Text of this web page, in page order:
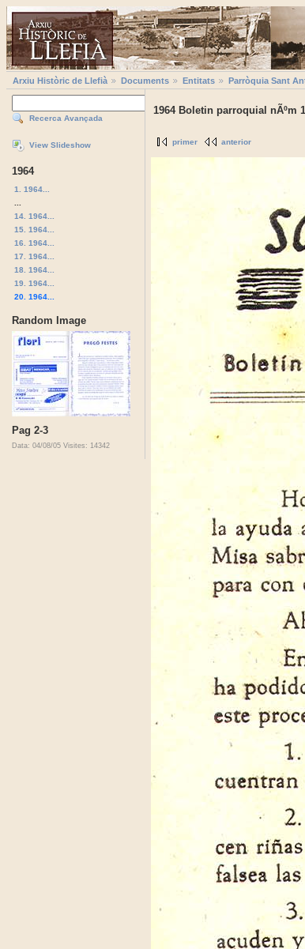
Arxiu Històric de Llefià Documents Entitats Parròquia Sant
Recerca Avançada
View Slideshow
1964
1. 1964...
14. 1964...
15. 1964...
16. 1964...
17. 1964...
18. 1964...
19. 1964...
20. 1964...
Random Image
Pag 2-3
Data: 04/08/05 Visites: 14342
1964 Boletin parroquial nÃºm
primer anterior